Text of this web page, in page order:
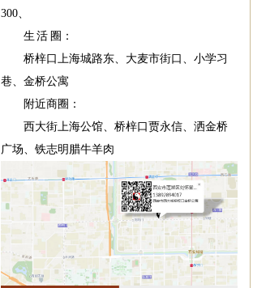
300、
生 活 圈：
桥梓口上海城路东、大麦市街口、小学习
巷、金桥公寓
附近商圈：
西大街上海公馆、桥梓口贾永信、洒金桥
广场、铁志明腊牛羊肉